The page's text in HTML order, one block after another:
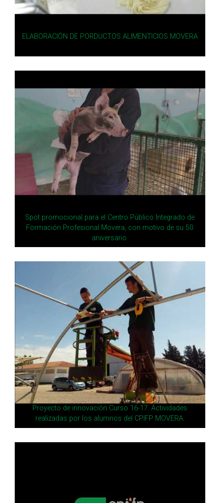
ELABORACIÓN DE PORDUCTOS ALIMENTICIOS MOVERA
Spot promocional para el Centro Público Integrado de
Formación Profesional Movera, con motivo de su 50
aniversario.
Proyecto de innovación Curso 16-17. Actividades
realizadas por los alumnos del CPIFP MOVERA.